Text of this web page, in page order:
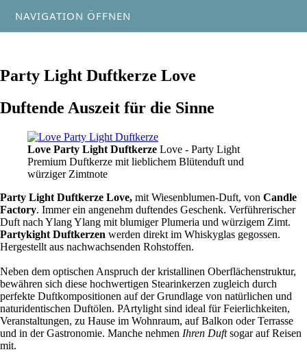
NAVIGATION ÖFFNEN
Party Light Duftkerze Love
Duftende Auszeit für die Sinne
Love Party Light Duftkerze Love - Party Light
Premium Duftkerze mit lieblichem Blütenduft und
würziger Zimtnote
Party Light Duftkerze Love, mit Wiesenblumen-Duft, von Candle
Factory. Immer ein angenehm duftendes Geschenk. Verführerischer
Duft nach Ylang Ylang mit blumiger Plumeria und würzigem Zimt.
Partykight Duftkerzen werden direkt im Whiskyglas gegossen.
Hergestellt aus nachwachsenden Rohstoffen.
Neben dem optischen Anspruch der kristallinen Oberflächenstruktur,
bewähren sich diese hochwertigen Stearinkerzen zugleich durch
perfekte Duftkompositionen auf der Grundlage von natürlichen und
naturidentischen Duftölen. PArtylight sind ideal für Feierlichkeiten,
Veranstaltungen, zu Hause im Wohnraum, auf Balkon oder Terrasse
und in der Gastronomie. Manche nehmen Ihren Duftsogar auf Reisen
mit.